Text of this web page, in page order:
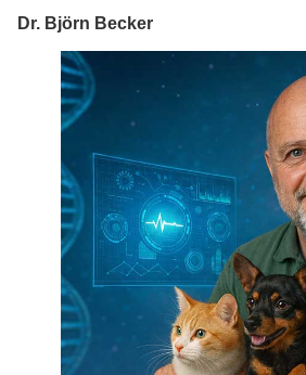
Dr. Björn Becker